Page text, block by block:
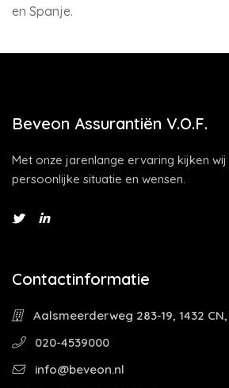
en Spanje.
Beveon Assurantiën V.O.F.
Met onze jarenlange ervaring kijken
persoonlijke situatie en wensen.
Contactinformatie
Aalsmeerderweg 283-19, 1432
020-4539000
info@beveon.nl